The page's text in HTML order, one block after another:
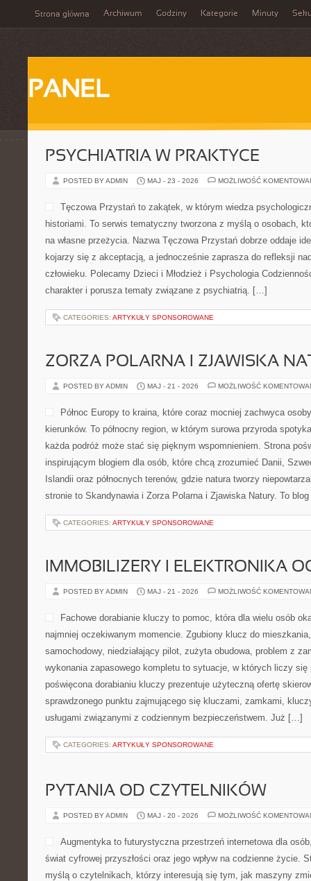
Strona główna Archiwum Godziny Kategorie Minuty
PANEL
PSYCHIATRIA W PRAKTYCE
POSTED BY ADMIN MAJ - 23 - 2026 MOŻLIWOŚĆ
Tęczowa Przystań to zakątek, w którym wiedza
historiami. To serwis tematyczny tworzona z myślą o osobach,
na własne przeżycia. Nazwa Tęczowa Przystań dobrze oddaje
kojarzy się z akceptacją, a jednocześnie zaprasza do refleksji
człowieku. Polecamy Dzieci i Młodzież i Psychologia
charakter i porusza tematy związane z psychiatrią. […]
CATEGORIES: ARTYKUŁY SPONSOROWANE
ZORZA POLARNA I ZJAWISKA
POSTED BY ADMIN MAJ - 21 - 2026 MOŻLIWOŚĆ
Północ Europy to kraina, które coraz mocniej zachwyca
kierunków. To północny region, w którym surowa przyroda
każda podróż może stać się pięknym wspomnieniem. Strona
inspirującym blogiem dla osób, które chcą zrozumieć Danii,
Islandii oraz północnych terenów, gdzie natura tworzy
stronie to Skandynawia i Zorza Polarna i Zjawiska Natury. To
CATEGORIES: ARTYKUŁY SPONSOROWANE
IMMOBILIZERY I ELEKTRONIKA
POSTED BY ADMIN MAJ - 21 - 2026 MOŻLIWOŚĆ
Fachowe dorabianie kluczy to pomoc, która dla wielu osób
najmniej oczekiwanym momencie. Zgubiony klucz do
samochodowy, niedziałający pilot, zużyta obudowa, problem z
wykonania zapasowego kompletu to sytuacje, w których liczy się
poświęcona dorabianiu kluczy prezentuje użyteczną ofertę
sprawdzonego punktu zajmującego się kluczami, zamkami,
usługami związanymi z codziennym bezpieczeństwem. Już […]
CATEGORIES: ARTYKUŁY SPONSOROWANE
PYTANIA OD CZYTELNIKÓW
POSTED BY ADMIN MAJ - 20 - 2026 MOŻLIWOŚĆ
Augmentyka to futurystyczna przestrzeń internetowa dla
świat cyfrowej przyszłości oraz jego wpływ na codzienne życie.
myślą o czytelnikach, którzy interesują się tym, jak maszyny